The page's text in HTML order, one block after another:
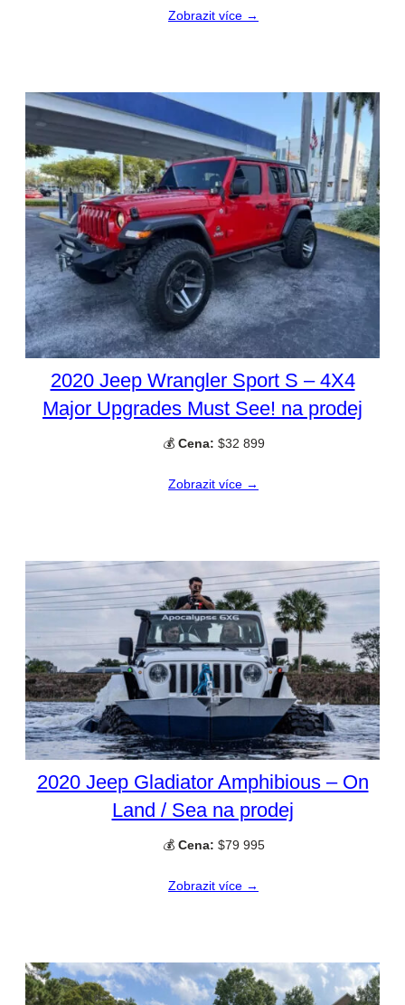
Zobrazit více →
2020 Jeep Wrangler Sport S – 4X4
Major Upgrades Must See! na prodej
💰 Cena: $32 899
Zobrazit více →
2020 Jeep Gladiator Amphibious – On
Land / Sea na prodej
💰 Cena: $79 995
Zobrazit více →